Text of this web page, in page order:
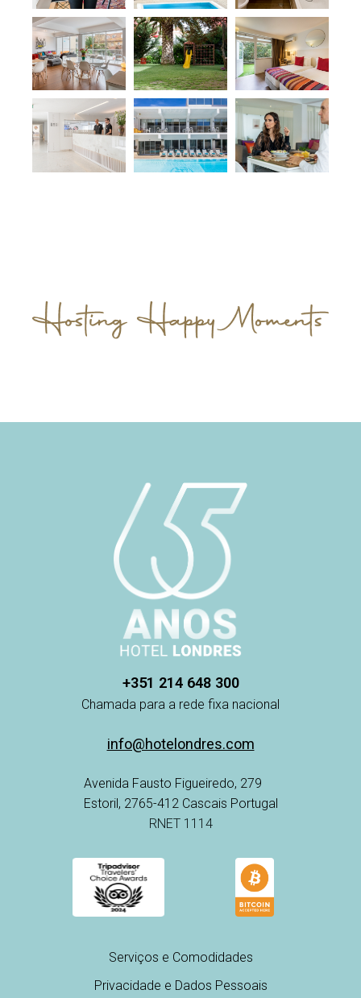
+351 214 648 300
Chamada para a rede fixa nacional
info@hotelondres.com
Avenida Fausto Figueiredo, 279
Estoril, 2765-412 Cascais Portugal
RNET 1114
Serviços e Comodidades
Privacidade e Dados Pessoais